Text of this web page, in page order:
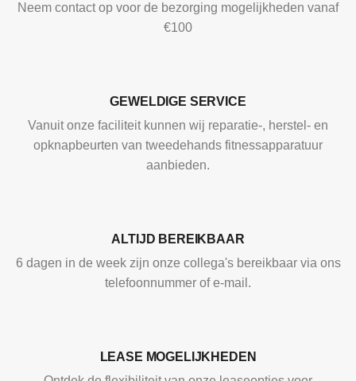
Neem contact op voor de bezorging mogelijkheden vanaf
€100
GEWELDIGE SERVICE
Vanuit onze faciliteit kunnen wij reparatie-, herstel- en
opknapbeurten van tweedehands fitnessapparatuur
aanbieden.
ALTIJD BEREIKBAAR
6 dagen in de week zijn onze collega's bereikbaar via ons
telefoonnummer of e-mail.
LEASE MOGELIJKHEDEN